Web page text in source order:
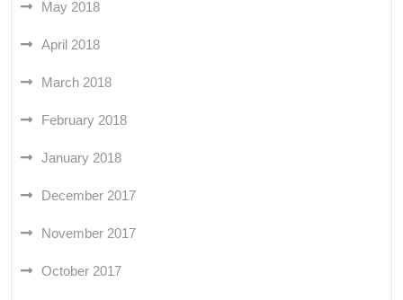
May 2018
April 2018
March 2018
February 2018
January 2018
December 2017
November 2017
October 2017